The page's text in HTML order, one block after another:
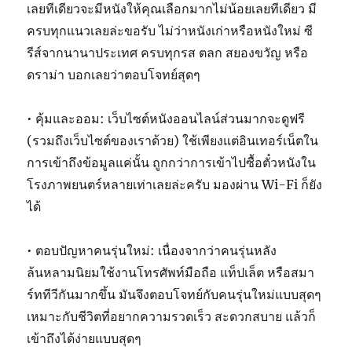
เลยทีเดียวจะมีหนังให้คุณเลือกมากไม่น้อยเลยทีเดียว มี
ครบทุกแนวเลยล่ะขอรับ ไม่ว่าหนังเก่าหรือหนังใหม่ ซี
รีส์จากนานาประเทศ ครบทุกรส ตลก สยองขวัญ หรือ
ดราม่า บอกเลยว่าตอบโจทย์สุดๆ
• คุ้มและออม: เว็บไซต์หนังออนไลน์ส่วนมากจะดูฟรี
(รวมถึงเว็บไซต์ของเราด้วย) ใช้เพียงแต่อินเทอร์เน็ตใน
การเข้าถึงข้อมูลแค่นั้น ถูกกว่าการเข้าไปซื้อตั๋วหนังใน
โรงภาพยนตร์หลายเท่าเลยล่ะครับ มองผ่าน Wi-Fi ก็ยัง
ได้
• ตอบปัญหาคนรุ่นใหม่: เนื่องจากว่าคนรุ่นหลัง
ล้นหลามนิยมใช้งานโทรศัพท์มือถือ แท็ปเล็ต หรือสมา
ร์ททีวีกันมากขึ้น มันจึงตอบโจทย์กับคนรุ่นใหม่แบบสุดๆ
เหมาะกับชีวิตที่อยากความรวดเร็ว สะดวกสบาย แล้วก็
เข้าถึงได้ง่ายแบบสุดๆ